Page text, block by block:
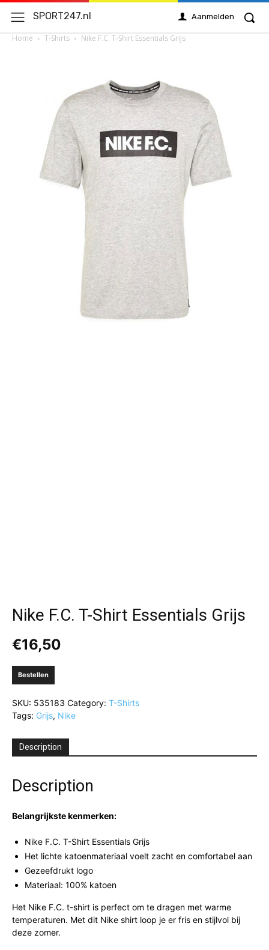
SPORT247.nl Aanmelden
Home T-Shirts Nike F.C. T-Shirt Essentials Grijs
Nike F.C. T-Shirt Essentials Grijs
€16,50
Bestellen
SKU: 535183 Category: T-Shirts
Tags: Grijs, Nike
Description
Description
Belangrijkste kenmerken:
Nike F.C. T-Shirt Essentials Grijs
Het lichte katoenmateriaal voelt zacht en comfortabel aan
Gezeefdrukt logo
Materiaal: 100% katoen
Het Nike F.C. t-shirt is perfect om te dragen met warme
temperaturen. Met dit Nike shirt loop je er fris en stijlvol bij
deze zomer.